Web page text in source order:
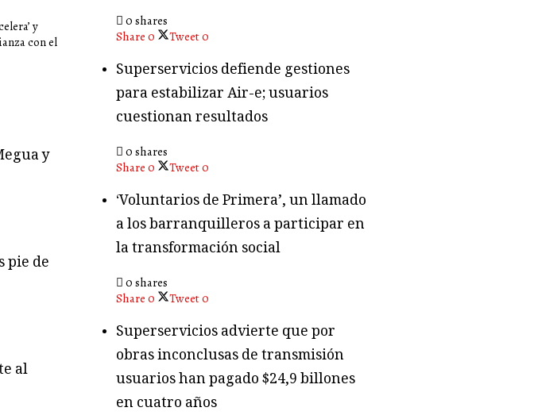
y
con el
y
pie de
al
0 shares
Share 0 Tweet0
Superservicios defiende gestiones
para estabilizar Air-e; usuarios
cuestionan resultados
0 shares
Share 0 Tweet0
‘Voluntarios de Primera’, un llamado
a los barranquilleros a participar en
la transformación social
0 shares
Share 0 Tweet0
Superservicios advierte que por
obras inconclusas de transmisión
usuarios han pagado $24,9 billones
en cuatro años